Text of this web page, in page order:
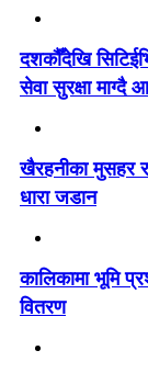
दशकौँदेखि
सेवा सुरक्षा माग्दै
खैरहनीका मुसहर र
धारा जडान
कालिकामा भूमि
वितरण